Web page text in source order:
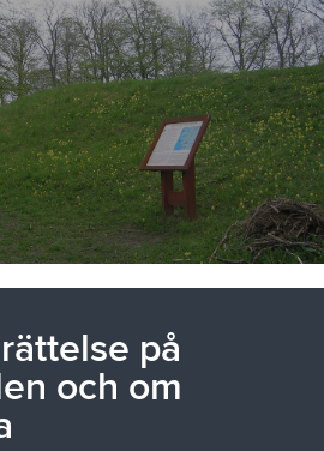
på
och om